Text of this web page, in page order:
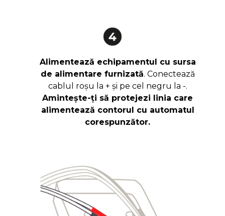
Alimentează echipamentul cu sursa
de alimentare furnizată. Conectează
cablul roșu la + și pe cel negru la -.
Amintește-ți să protejezi linia care
alimentează contorul cu automatul
corespunzător.